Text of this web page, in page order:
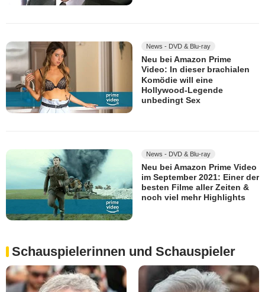
News - DVD & Blu-ray
Neu bei Amazon Prime
Video: In dieser brachialen
Komödie will eine
Hollywood-Legende
unbedingt Sex
News - DVD & Blu-ray
Neu bei Amazon Prime Video
im September 2021: Einer der
besten Filme aller Zeiten &
noch viel mehr Highlights
Schauspielerinnen und Schauspieler